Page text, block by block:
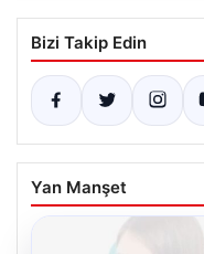
Bizi Takip Edin
Yan Manşet